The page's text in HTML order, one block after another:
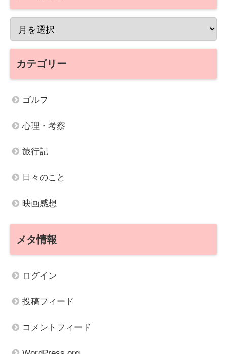
カテゴリー
ゴルフ
心理・考察
旅行記
日々のこと
映画感想
メタ情報
ログイン
投稿フィード
コメントフィード